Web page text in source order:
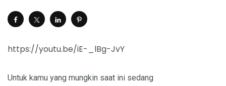
https://youtu.be/iE-_lBg-JvY
Untuk kamu yang mungkin saat ini sedang